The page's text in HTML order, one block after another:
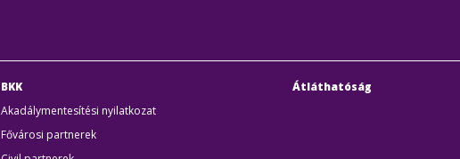
BKK
Akadálymentesítési nyilatkozat
Fővárosi partnerek
Átláthatóság